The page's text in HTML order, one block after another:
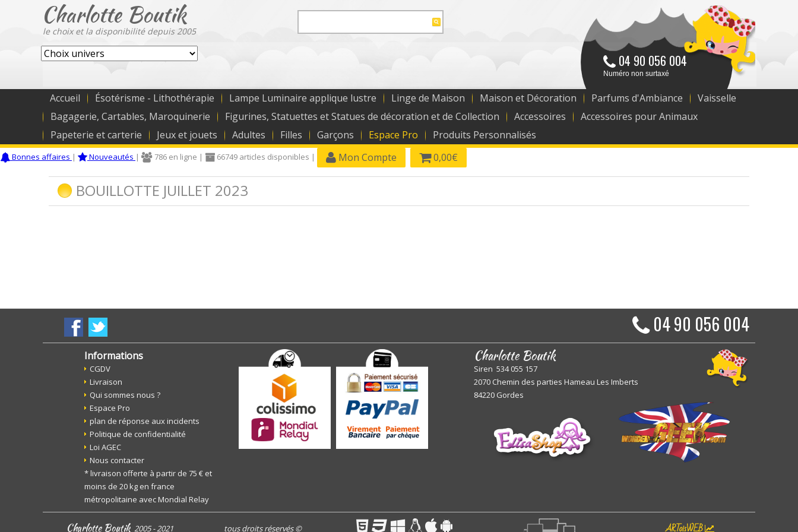
04 90 056 004
Numéro non surtaxé
Charlotte Boutik
le choix et la disponibilité depuis 2005
Accueil Ésotérisme - Lithothérapie Lampe Luminaire applique lustre Linge de Maison Maison et Décoration Parfums d'Ambiance
Vaisselle
Bagagerie, Cartables, Maroquinerie
Figurines, Statuettes et Statues de décoration et de Collection Accessoires
Accessoires pour Animaux
Papeterie et carterie
Jeux et jouets Adultes Filles Garçons Espace Pro Produits Personnalisés
Bonnes affaires | Nouveautés | 786 en ligne | 66749 articles disponibles | Mon Compte 0,00€
BOUILLOTTE JUILLET 2023
04 90 056 004
Informations
CGDV
Livraison
Qui sommes nous ?
Espace Pro
plan de réponse aux incidents
Politique de confidentialité
Loi AGEC
Nous contacter
* livraison offerte à partir de 75 € et
moins de 20 kg en france
métropolitaine avec Mondial Relay
Charlotte Boutik
Siren 534 055 157
2070 Chemin des parties Hameau Les Imberts
84220 Gordes
Charlotte Boutik 2005 - 2021 tous droits réservés© ARToisWEB